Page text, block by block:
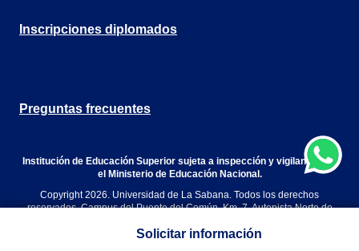
Inscripciones diplomados
Preguntas frecuentes
Institución de Educación Superior sujeta a inspección y vigilancia por
el Ministerio de Educación Nacional.
Copyright 2026. Universidad de La Sabana. Todos los derechos
reservados. Campus del Puente del Común, Km. 7, Autopista Norte de
Solicitar información